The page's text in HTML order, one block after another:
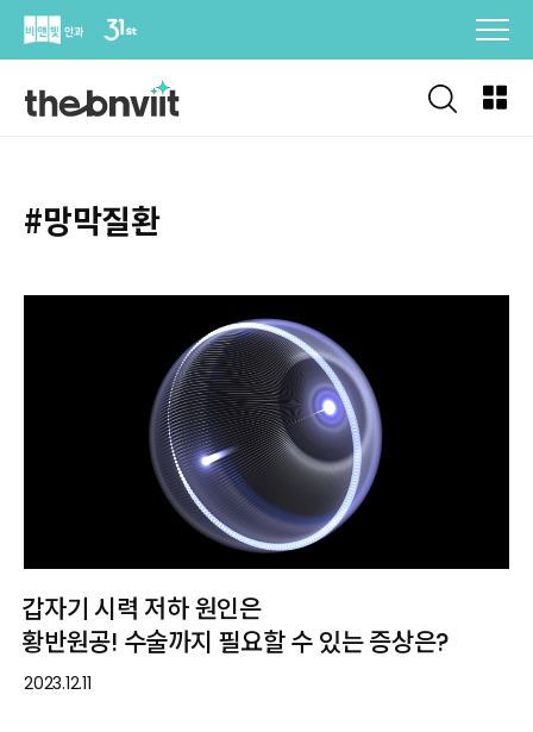
Skip
#망막질환
갑자기 시력 저하 원인은
황반원공! 수술까지 필요할 수 있는 증상은?
2023.12.11